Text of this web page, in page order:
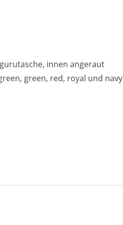
innen angeraut
green, red, royal und navy